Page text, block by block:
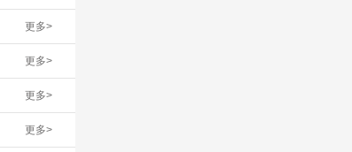
更多>
更多>
更多>
更多>